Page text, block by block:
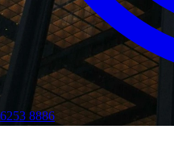
6253 8886